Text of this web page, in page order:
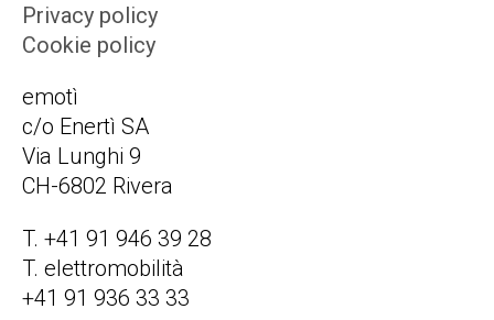
Privacy policy
Cookie policy
emotì
c/o Enertì SA
Via Lunghi 9
CH-6802 Rivera
T. +41 91 946 39 28
T. elettromobilità
+41 91 936 33 33